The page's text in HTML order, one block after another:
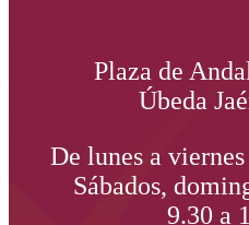
Plaza de
Úbeda
De lunes a
Sábados,
9.30 a